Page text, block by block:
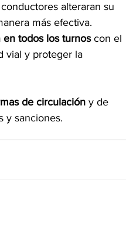
alteraran su
más efectiva.
todos los turnos con el
vial y proteger la
de circulación y de
y sanciones.